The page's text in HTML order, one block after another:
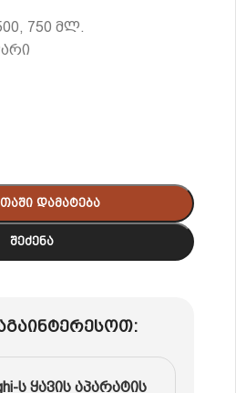
750 მლ.
Დამატება
Შეძენა
ს ყავის აპარატის